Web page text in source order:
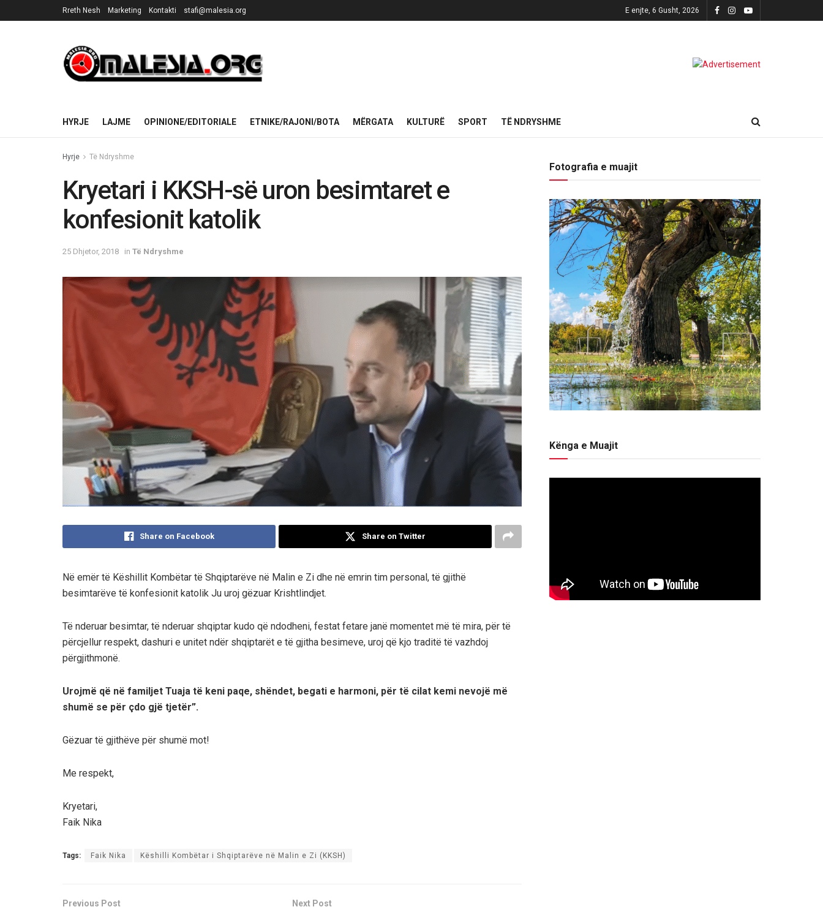
Rreth Nesh Marketing Kontakti stafi@malesia.org E enjte, 6 Gusht, 2026
HYRJE LAJME OPINIONE/EDITORIALE ETNIKE/RAJONI/BOTA MËRGATA KULTURË SPORT TË NDRYSHME
Hyrje Të Ndryshme
Kryetari i KKSH-së uron besimtaret e
konfesionit katolik
25 Dhjetor, 2018 in Të Ndryshme
Share on Facebook Share on Twitter
Në emër të Këshillit Kombëtar të Shqiptarëve në Malin e Zi dhe në emrin tim personal, të gjithë
besimtarëve të konfesionit katolik Ju uroj gëzuar Krishtlindjet.
Të nderuar besimtar, të nderuar shqiptar kudo që ndodheni, festat fetare janë momentet më të mira, për të
përcjellur respekt, dashuri e unitet ndër shqiptarët e të gjitha besimeve, uroj që kjo traditë të vazhdoj
përgjithmonë.
Urojmë që në familjet Tuaja të keni paqe, shëndet, begati e harmoni, për të cilat kemi nevojë më
shumë se për çdo gjë tjetër”.
Gëzuar të gjithëve për shumë mot!
Me respekt,
Kryetari,
Faik Nika
Tags: Faik Nika Këshilli Kombëtar i Shqiptarëve në Malin e Zi (KKSH)
Previous Post Next Post
Fotografia e muajit
Kënga e Muajit